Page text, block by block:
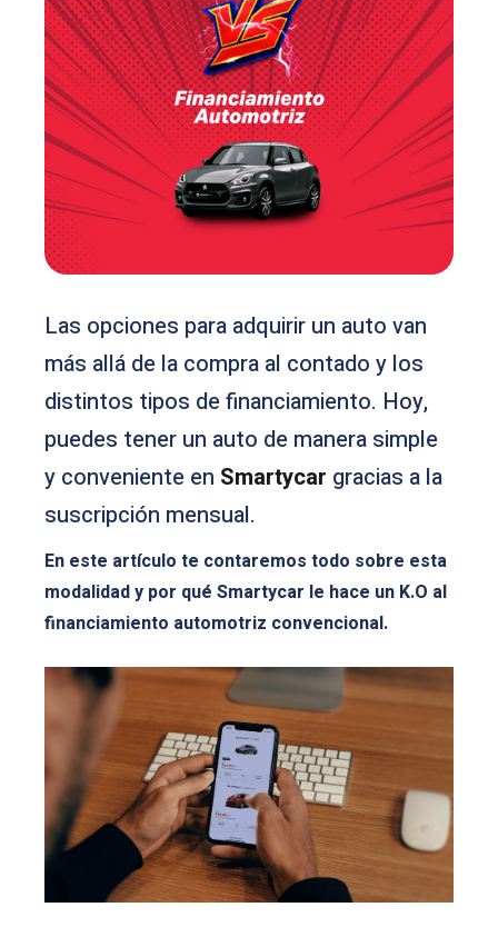
Las opciones para adquirir un auto van
más allá de la compra al contado y los
distintos tipos de financiamiento. Hoy,
puedes tener un auto de manera simple
y conveniente en Smartycar gracias a la
suscripción mensual.
En este artículo te contaremos todo sobre esta
modalidad y por qué Smartycar le hace un K.O al
financiamiento automotriz convencional.